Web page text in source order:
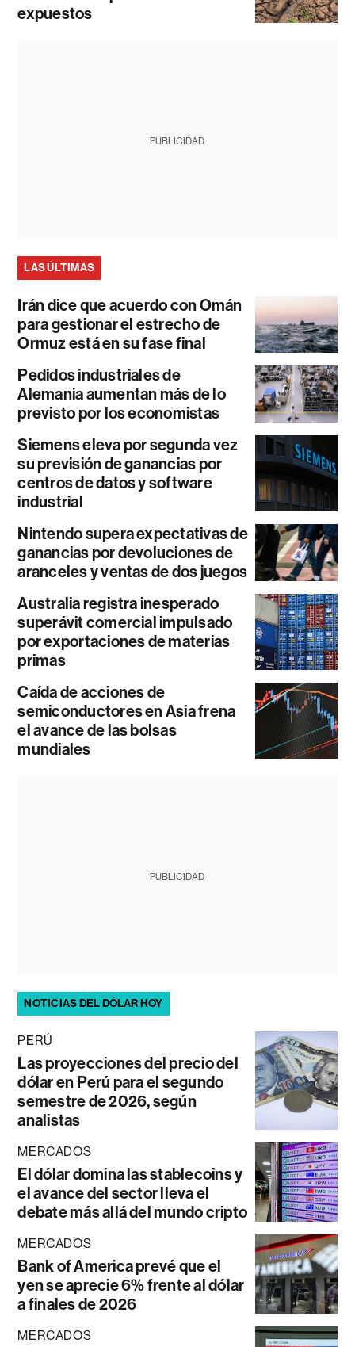
expuestos
PUBLICIDAD
LAS ÚLTIMAS
Irán dice que acuerdo con Omán
para gestionar el estrecho de
Ormuz está en su fase final
Pedidos industriales de
Alemania aumentan más de lo
previsto por los economistas
Siemens eleva por segunda vez
su previsión de ganancias por
centros de datos y software
industrial
Nintendo supera expectativas de
ganancias por devoluciones de
aranceles y ventas de dos juegos
Australia registra inesperado
superávit comercial impulsado
por exportaciones de materias
primas
Caída de acciones de
semiconductores en Asia frena
el avance de las bolsas
mundiales
PUBLICIDAD
NOTICIAS DEL DÓLAR HOY
PERÚ
Las proyecciones del precio del
dólar en Perú para el segundo
semestre de 2026, según
analistas
MERCADOS
El dólar domina las stablecoins y
el avance del sector lleva el
debate más allá del mundo cripto
MERCADOS
Bank of America prevé que el
yen se aprecie 6% frente al dólar
a finales de 2026
MERCADOS